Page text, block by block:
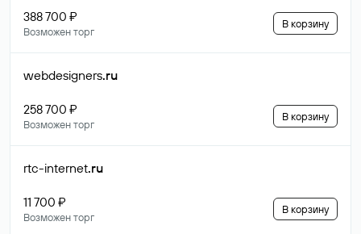
388 700 ₽
Возможен торг
В корзину
webdesigners.ru
258 700 ₽
Возможен торг
В корзину
rtc-internet.ru
11 700 ₽
Возможен торг
В корзину